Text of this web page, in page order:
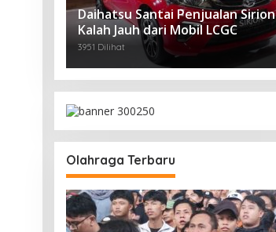
Daihatsu Santai Penjualan Sirion
Kalah Jauh dari Mobil LCGC
3951 Dilihat
Olahraga Terbaru